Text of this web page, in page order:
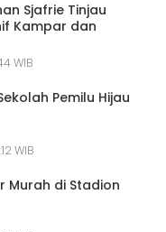
Sjafrie Tinjau
Kampar dan
WIB
Pemilu Hijau
WIB
Murah di Stadion